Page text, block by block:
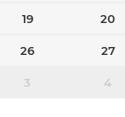
19 20
26 27
3 4